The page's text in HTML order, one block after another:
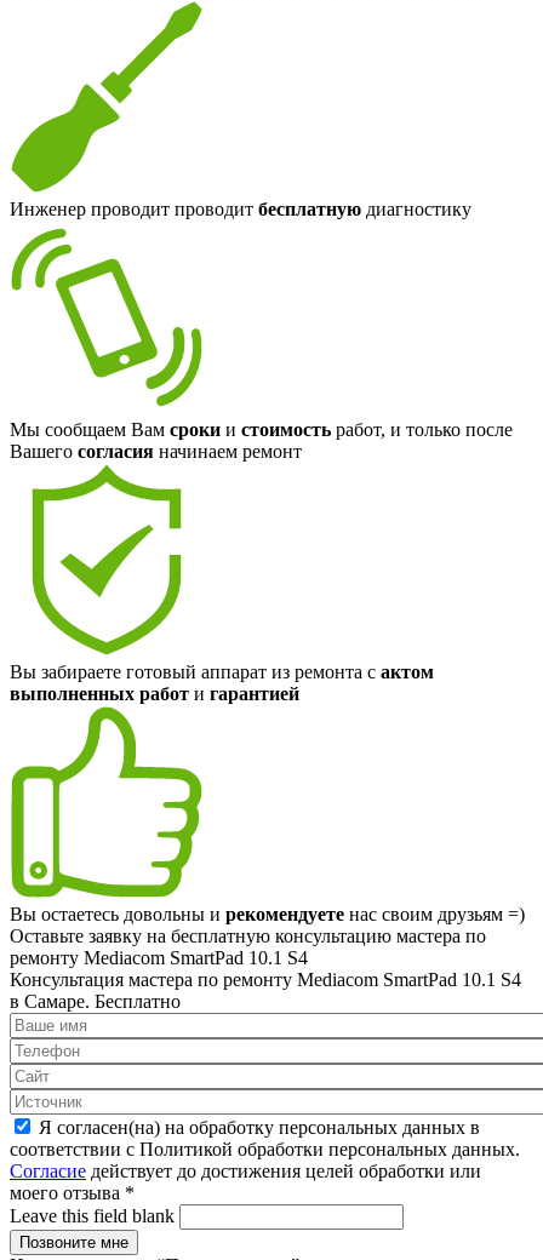
Инженер проводит проводит бесплатную диагностику
Мы сообщаем Вам сроки и стоимость работ, и только после
Вашего согласия начинаем ремонт
Вы забираете готовый аппарат из ремонта с актом
выполненных работ и гарантией
Вы остаетесь довольны и рекомендуете нас своим друзьям =)
Оставьте заявку на бесплатную консультацию мастера по
ремонту Mediacom SmartPad 10.1 S4
Консультация мастера по ремонту Mediacom SmartPad 10.1 S4
в Самаре. Бесплатно
Я согласен(на) на обработку персональных данных в
соответствии с Политикой обработки персональных данных.
Согласие действует до достижения целей обработки или
моего отзыва *
Leave this field blank